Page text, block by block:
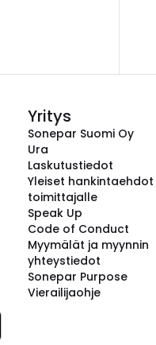
Yritys
Sonepar Suomi Oy
Ura
Laskutustiedot
Yleiset hankintaehdot
toimittajalle
Speak Up
Code of Conduct
Myymälät ja myynnin
yhteystiedot
Sonepar Purpose
Vierailijaohje